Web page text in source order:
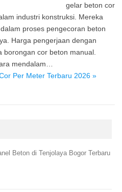
gelar beton cor
industri konstruksi. Mereka
proses pengecoran beton
Harga pengerjaan dengan
cor beton manual.
mendalam…
Per Meter Terbaru 2026 »
Beton di Tenjolaya Bogor Terbaru